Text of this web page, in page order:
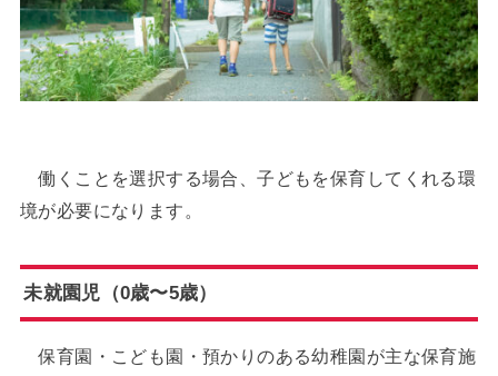
働くことを選択する場合、子どもを保育してくれる環
境が必要になります。
未就園児（0歳〜5歳）
保育園・こども園・預かりのある幼稚園が主な保育施